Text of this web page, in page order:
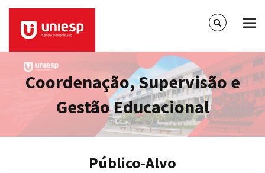
Coordenação, Supervisão e
Gestão Educacional
Público-Alvo